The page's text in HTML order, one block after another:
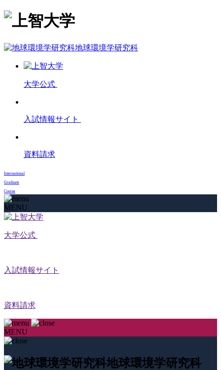
地球環境学研究科
大学公式
入試情報サイト
資料請求
International
Graduate
Course
MENU
大学公式
入試情報サイト
資料請求
MENU
地球環境学研究科